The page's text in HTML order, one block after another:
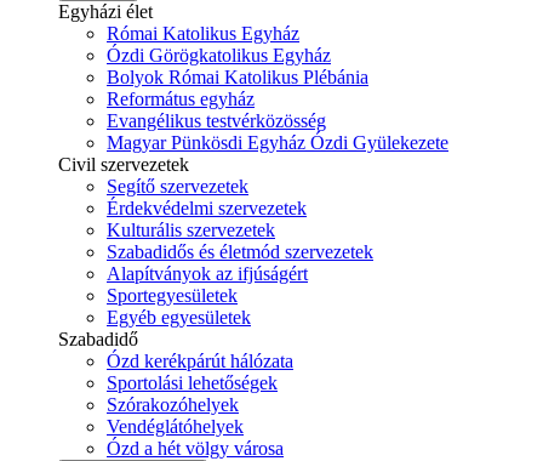
Egyházi élet
Római Katolikus Egyház
Ózdi Görögkatolikus Egyház
Bolyok Római Katolikus Plébánia
Református egyház
Evangélikus testvérközösség
Magyar Pünkösdi Egyház Ózdi Gyülekezete
Civil szervezetek
Segítő szervezetek
Érdekvédelmi szervezetek
Kulturális szervezetek
Szabadidős és életmód szervezetek
Alapítványok az ifjúságért
Sportegyesületek
Egyéb egyesületek
Szabadidő
Ózd kerékpárút hálózata
Sportolási lehetőségek
Szórakozóhelyek
Vendéglátóhelyek
Ózd a hét völgy városa